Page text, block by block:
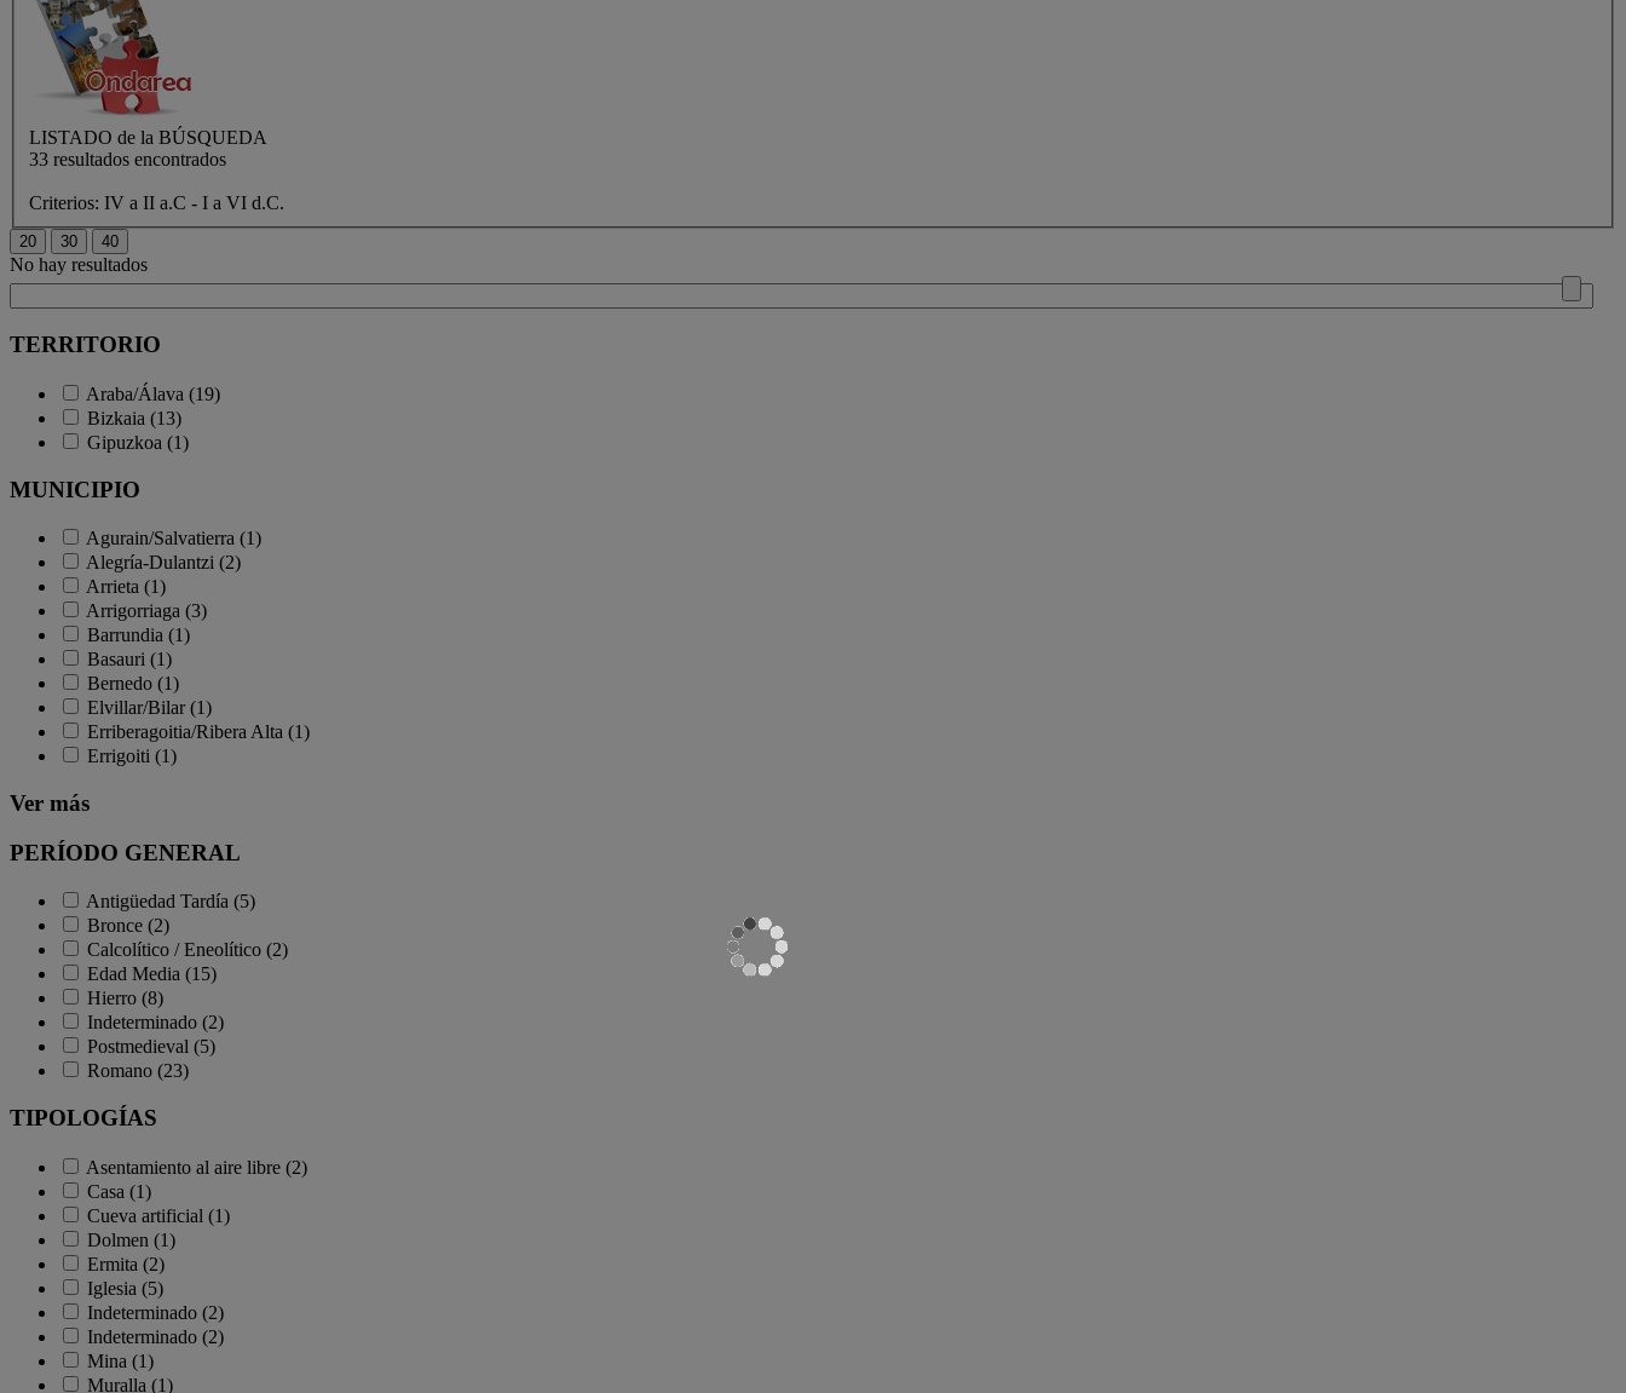
LISTADO de la BÚSQUEDA
33 resultados encontrados
Criterios: IV a II a.C - I a VI d.C.
No hay resultados
TERRITORIO
Araba/Álava (19)
Bizkaia (13)
Gipuzkoa (1)
MUNICIPIO
Agurain/Salvatierra (1)
Alegría-Dulantzi (2)
Arrieta (1)
Arrigorriaga (3)
Barrundia (1)
Basauri (1)
Bernedo (1)
Elvillar/Bilar (1)
Erriberagoitia/Ribera Alta (1)
Errigoiti (1)
Ver más
PERÍODO GENERAL
Antigüedad Tardía (5)
Bronce (2)
Calcolítico / Eneolítico (2)
Edad Media (15)
Hierro (8)
Indeterminado (2)
Postmedieval (5)
Romano (23)
TIPOLOGÍAS
Asentamiento al aire libre (2)
Casa (1)
Cueva artificial (1)
Dolmen (1)
Ermita (2)
Iglesia (5)
Indeterminado (2)
Indeterminado (2)
Mina (1)
Muralla (1)